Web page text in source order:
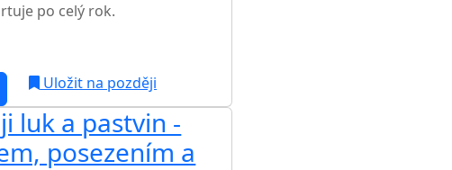
po celý rok.
Uložit na později
luk a pastvin -
posezením a